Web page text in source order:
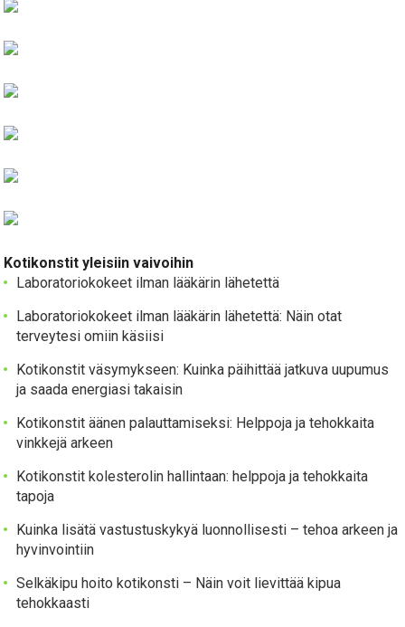
Kotikonstit yleisiin vaivoihin
Laboratoriokokeet ilman lääkärin lähetettä
Laboratoriokokeet ilman lääkärin lähetettä: Näin otat
terveytesi omiin käsiisi
Kotikonstit väsymykseen: Kuinka päihittää jatkuva uupumus
ja saada energiasi takaisin
Kotikonstit äänen palauttamiseksi: Helppoja ja tehokkaita
vinkkejä arkeen
Kotikonstit kolesterolin hallintaan: helppoja ja tehokkaita
tapoja
Kuinka lisätä vastustuskykyä luonnollisesti – tehoa arkeen ja
hyvinvointiin
Selkäkipu hoito kotikonsti – Näin voit lievittää kipua
tehokkaasti